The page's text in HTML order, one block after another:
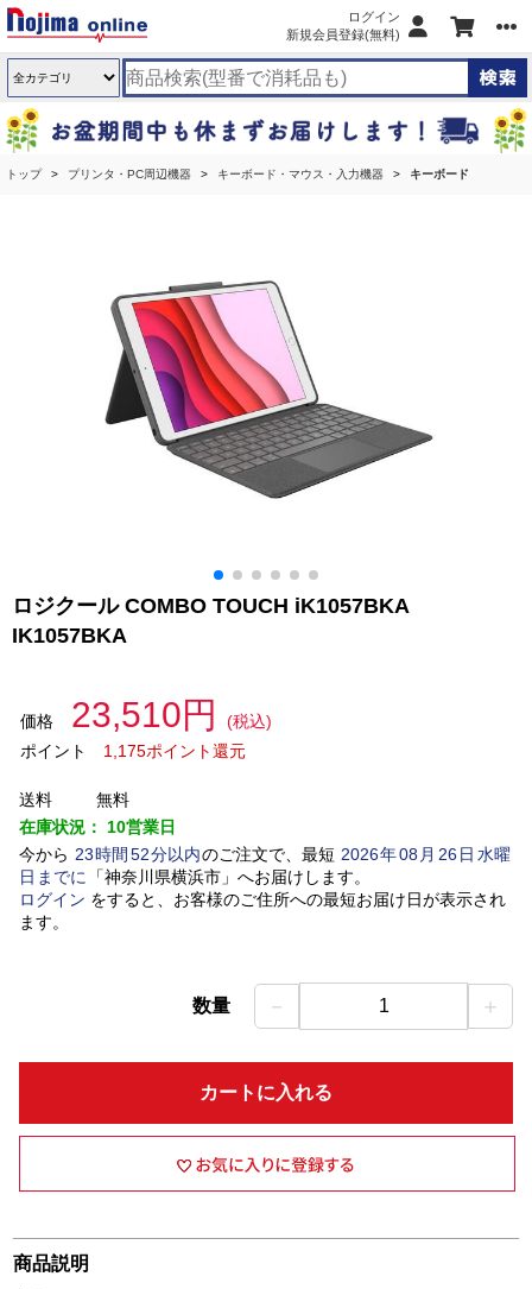
ログイン
新規会員登録(無料)
トップ プリンタ・PC周辺機器 キーボード・マウス・入力機器 キーボード
ロジクール COMBO TOUCH iK1057BKA
IK1057BKA
価格 23,510円
(税込)
ポイント
1,175ポイント還元
送料
無料
在庫状況： 10営業日
今から 23時間 52分以内のご注文で、最短 2026年08 月 26日水曜
日 までに 「神奈川県横浜市」 へお届けします。
ログイン をすると、お客様のご住所への最短お届け日が表示され
ます。
数量 － 1 ＋
カートに入れる
商品説明